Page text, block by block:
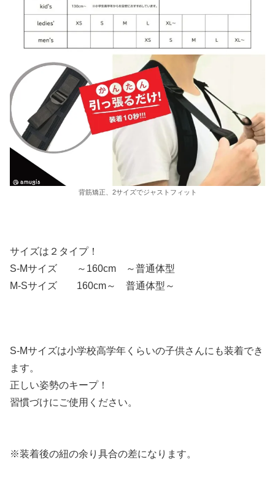
背筋矯正、2サイズでジャストフィット
サイズは２タイプ！
S-Mサイズ ～160cm ～普通体型
M-Sサイズ 160cm～ 普通体型～
S-Mサイズは小学校高学年くらいの子供さんにも装着でき
ます。
正しい姿勢のキープ！
習慣づけにご使用ください。
※装着後の紐の余り具合の差になります。